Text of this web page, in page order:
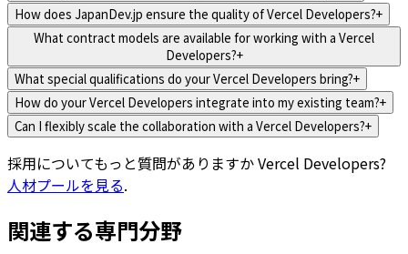
How does JapanDev.jp ensure the quality of Vercel Developers?+
What contract models are available for working with a Vercel
Developers?+
What special qualifications do your Vercel Developers bring?+
How do your Vercel Developers integrate into my existing team?+
Can I flexibly scale the collaboration with a Vercel Developers?+
採用についてもっと質問がありますかVercel Developers?
人材プールを見る.
関連する専門分野